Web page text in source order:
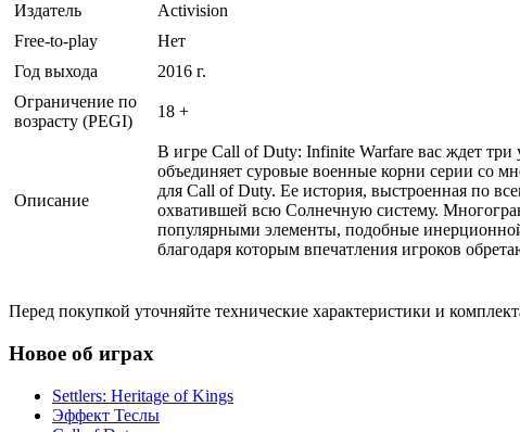
Издатель
Activision
Free-to-play
Нет
Год выхода
2016 г.
Ограничение по
возрасту (PEGI)
18 +
Описание
В игре Call of Duty: Infinite Warfare вас ждет
объединяет суровые военные корни серии со
для Call of Duty. Ее история, выстроенная по
охватившей всю Солнечную систему.
популярными элементы, подобные
благодаря которым впечатления игроков
Перед покупкой уточняйте технические характеристики и
Новое об играх
Settlers: Heritage of Kings
Эффект Теслы